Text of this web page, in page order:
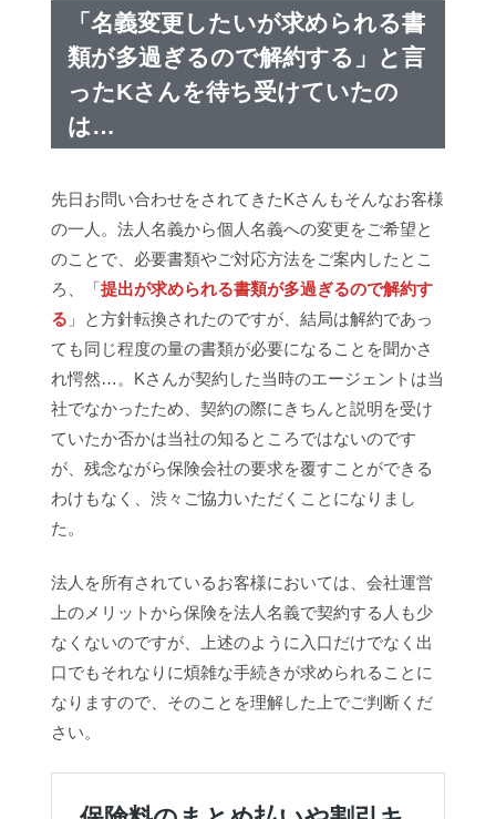
「名義変更したいが求められる書
類が多過ぎるので解約する」と言
ったKさんを待ち受けていたの
は…
先日お問い合わせをされてきたKさんもそんなお客様
の一人。法人名義から個人名義への変更をご希望と
のことで、必要書類やご対応方法をご案内したとこ
ろ、「提出が求められる書類が多過ぎるので解約す
る 」と方針転換されたのですが、結局は解約であっ
ても同じ程度の量の書類が必要になることを聞かさ
れ愕然…。Kさんが契約した当時のエージェントは当
社でなかったため、契約の際にきちんと説明を受け
ていたか否かは当社の知るところではないのです
が、残念ながら保険会社の要求を覆すことができる
わけもなく、渋々ご協力いただくことになりまし
た。
法人を所有されているお客様においては、会社運営
上のメリットから保険を法人名義で契約する人も少
なくないのですが、上述のように入口だけでなく出
口でもそれなりに煩雑な手続きが求められることに
なりますので、そのことを理解した上でご判断くだ
さい。